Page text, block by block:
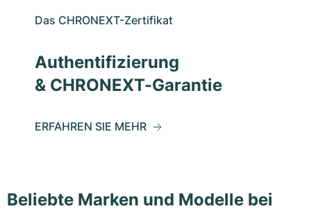
Das CHRONEXT-Zertifikat
Authentifizierung
& CHRONEXT-Garantie
ERFAHREN SIE MEHR
Beliebte Marken und Modelle bei